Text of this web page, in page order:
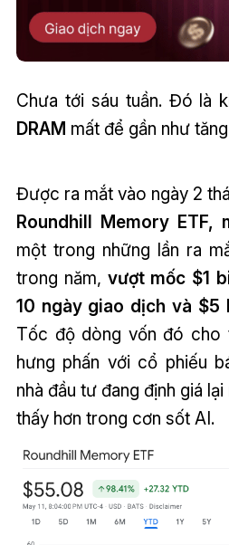
Chưa tới sáu tuần. Đó là
DRAM mất để gần như
Được ra mắt vào ngày 2
Roundhill Memory ETF,
một trong những lần ra
trong năm, vượt mốc $1
10 ngày giao dịch và $5
Tốc độ dòng vốn đó cho
hưng phấn với cổ phiếu
nhà đầu tư đang định giá
thấy hơn trong cơn sốt AI.